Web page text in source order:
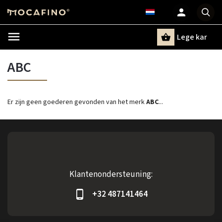
Lege kar
ABC
Er zijn geen goederen gevonden van het merkABC...
Klantenondersteuning:
+32 487141464